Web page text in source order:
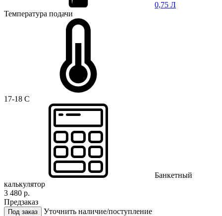
0,75 Л
Температура подачи
17-18 C
Банкетный
калькулятор
3 480 р.
Предзаказ
Под заказ
Уточнить наличие/поступление